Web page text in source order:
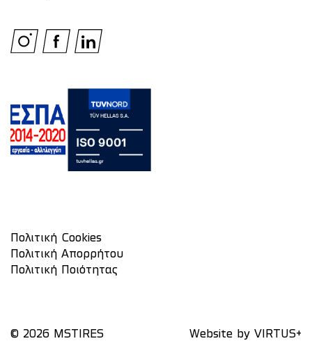
© 2026 MSTIRES
Πολιτική Cookies
Πολιτική Απορρήτου
Πολιτική Ποιότητας
Website by VIRTUS+